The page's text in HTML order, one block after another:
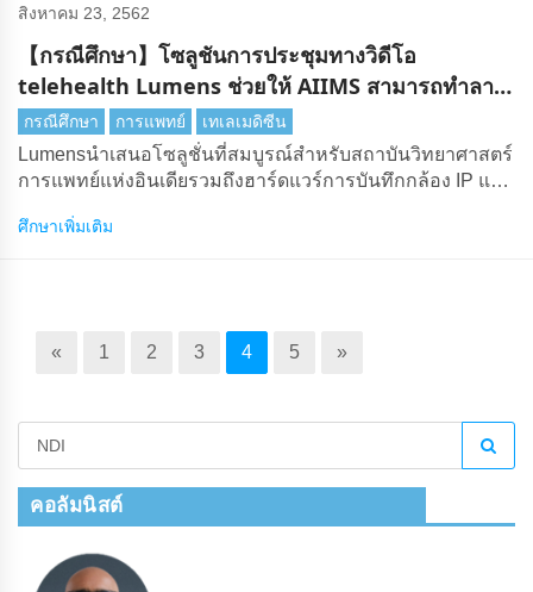
สิงหาคม 23, 2562
【กรณีศึกษา】โซลูชันการประชุมทางวิดีโอ
telehealth Lumens ช่วยให้ AIIMS สามารถทําลาย
ข้อ จํากัด ทางภูมิศาสตร์ได้
กรณีศึกษา การแพทย์ เทเลเมดิซีน
Lumensนําเสนอโซลูชั่นที่สมบูรณ์สําหรับสถาบันวิทยาศาสตร์
การแพทย์แห่งอินเดียรวมถึงฮาร์ดแวร์การบันทึกกล้อง IP และ
ศึกษาเพิ่มเติม
« 1 2 3 4 5 »
คอลัมนิสต์